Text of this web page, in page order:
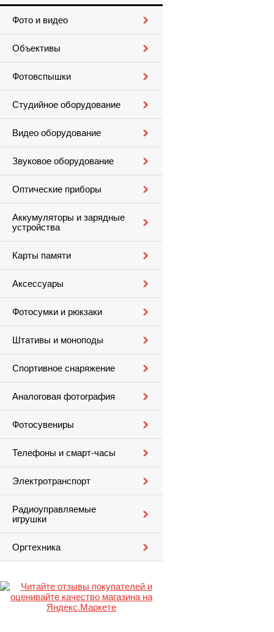
Фото и видео
Объективы
Фотовспышки
Студийное оборудование
Видео оборудование
Звуковое оборудование
Оптические приборы
Аккумуляторы и зарядные
устройства
Карты памяти
Аксессуары
Фотосумки и рюкзаки
Штативы и моноподы
Спортивное снаряжение
Аналоговая фотография
Фотосувениры
Телефоны и смарт-часы
Электротранспорт
Радиоуправляемые
игрушки
Оргтехника